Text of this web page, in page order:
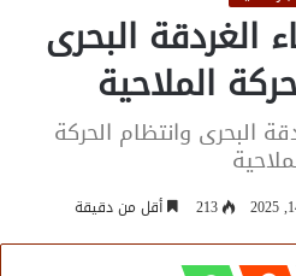
الغردقة البحرى
الملاحية
البحرى وانتظام الحركة
213 أقل من دقيقة